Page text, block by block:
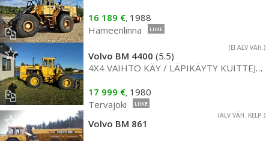
16 189 €, 1988
Hämeenlinna
LIIKE
(EI ALV VÄH.)
Volvo BM 4400 (5.5)
4X4 VAIHTO KÄY / LÄPIKÄYTY KUITTEJA NOIN 8000€ VIIMEISEN VUODEN AJALTA ! RAHOITUS ILMAN KÄSIRAHAA
17 999 €, 1980
Tervajoki
LIIKE
(ALV VÄH. KELP.)
Volvo BM 861